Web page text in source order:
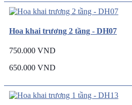
Hoa khai trương 2 tầng - DH07
750.000 VND
650.000 VND